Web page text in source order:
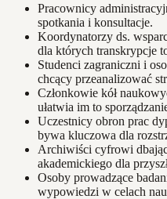
Pracownicy
spotkania i konsultacje.
Koordynatorzy ds.
dla których transkrypcje
Studenci zagraniczni i
chcący przeanalizować
Członkowie kół
ułatwia im to
Uczestnicy obron prac
bywa kluczowa dla
Archiwiści cyfrowi
akademickiego dla
Osoby prowadzące
wypowiedzi w celach